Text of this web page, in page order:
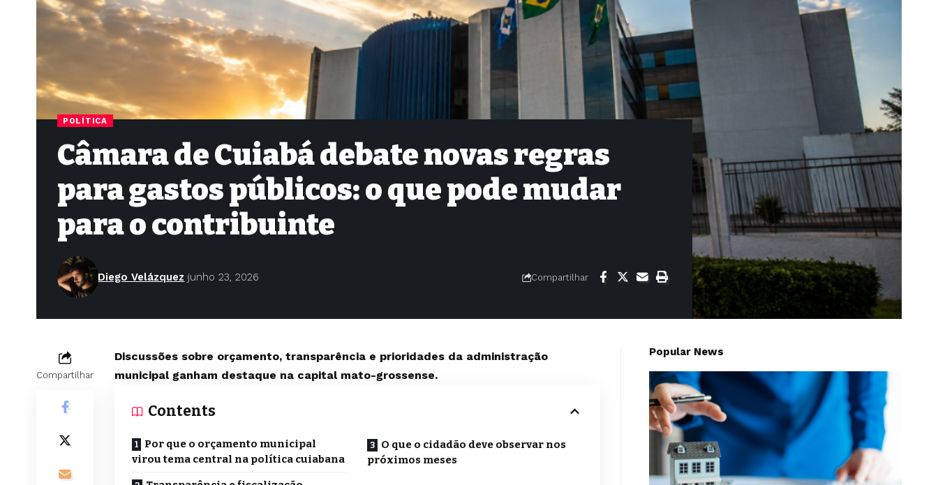
POLÍTICA
Câmara de Cuiabá debate novas regras
para gastos públicos: o que pode mudar
para o contribuinte
Diego Velázquez junho 23, 2026 Compartilhar
Compartilhar
Discussões sobre orçamento, transparência e prioridades da administração
municipal ganham destaque na capital mato-grossense.
Contents
Por que o orçamento municipal
virou tema central na política cuiabana
O que o cidadão deve observar nos
próximos meses
Popular News